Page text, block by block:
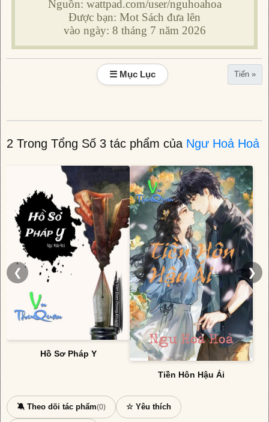
Nguồn: wattpad.com/user/nguhoahoa
Được bạn: Mot Sách đưa lên
vào ngày: 8 tháng 7 năm 2026
☰ Mục Lục Tiến »
2 Trong Tổng Số 3 tác phẩm của Ngư Hoả Hoả
❮
Hồ Sơ Pháp Y
Tiền Hôn Hậu Ái
❯
🔕 Theo dõi tác phẩm(0) ☆ Yêu thích